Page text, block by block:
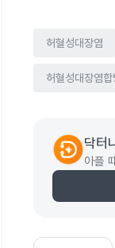
허혈성대장염
허혈성대장염
닥터
아플